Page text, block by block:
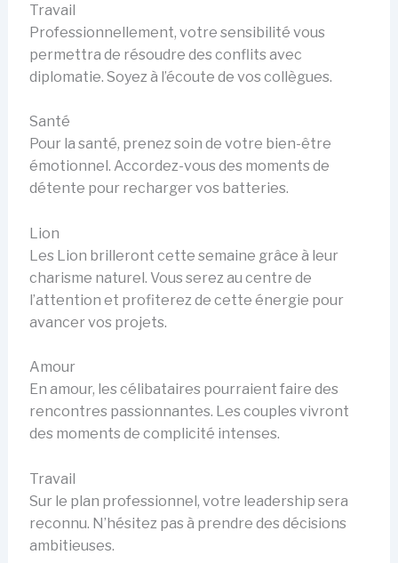
Travail
Professionnellement, votre sensibilité vous
permettra de résoudre des conflits avec
diplomatie. Soyez à l’écoute de vos collègues.
Santé
Pour la santé, prenez soin de votre bien-être
émotionnel. Accordez-vous des moments de
détente pour recharger vos batteries.
Lion
Les Lion brilleront cette semaine grâce à leur
charisme naturel. Vous serez au centre de
l’attention et profiterez de cette énergie pour
avancer vos projets.
Amour
En amour, les célibataires pourraient faire des
rencontres passionnantes. Les couples vivront
des moments de complicité intenses.
Travail
Sur le plan professionnel, votre leadership sera
reconnu. N’hésitez pas à prendre des décisions
ambitieuses.